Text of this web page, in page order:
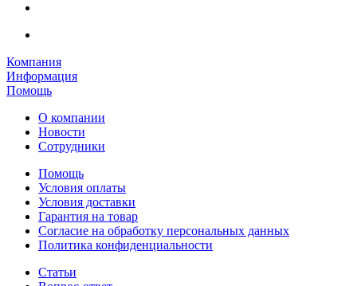
Компания
Информация
Помощь
О компании
Новости
Сотрудники
Помощь
Условия оплаты
Условия доставки
Гарантия на товар
Согласие на обработку персональных данных
Политика конфиденциальности
Статьи